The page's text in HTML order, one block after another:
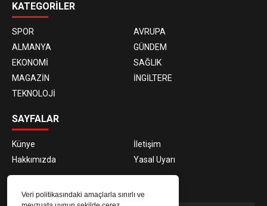
Veri politikasındaki amaçlarla sınırlı ve
KATEGORİLER
SPOR
AVRUPA
ALMANYA
GÜNDEM
EKONOMİ
SAĞLIK
MAGAZİN
İNGİLTERE
TEKNOLOJİ
SAYFALAR
Künye
İletişim
Hakkımızda
Yasal Uyarı